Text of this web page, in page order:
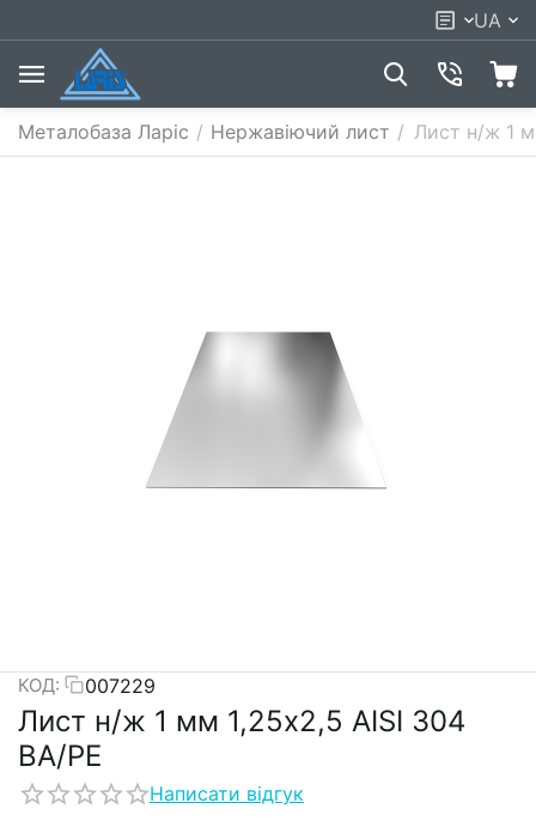
UA
Металобаза Ларіс / Нержавіючий лист / Лист н/ж 1
КОД: 007229
Лист н/ж 1 мм 1,25х2,5 AISI 304
ВА/PE
Написати відгук